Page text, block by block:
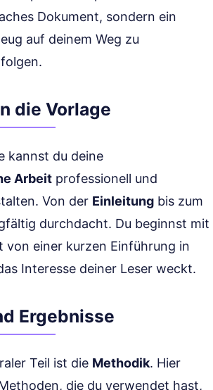
Dokument, sondern ein
auf deinem Weg zu
die Vorlage
kannst du deine
Arbeit professionell und
Von der Einleitung bis zum
durchdacht. Du beginnst mit
von einer kurzen Einführung in
Interesse deiner Leser weckt.
Ergebnisse
Teil ist die Methodik. Hier
die du verwendet hast,